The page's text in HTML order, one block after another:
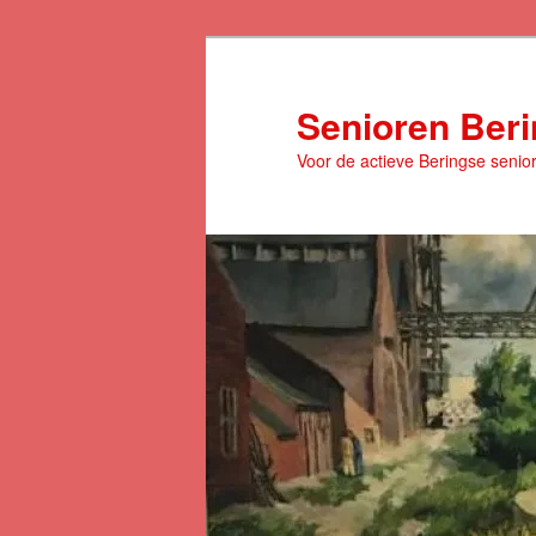
Senioren
Voor de actieve Beringse